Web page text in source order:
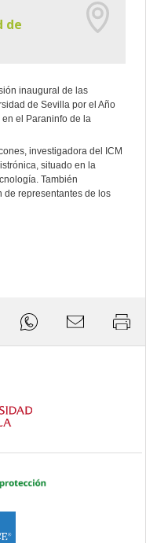
de
inaugural de las
de Sevilla por el Año
el Paraninfo de la
investigadora del ICM
situado en la
También
de representantes de los